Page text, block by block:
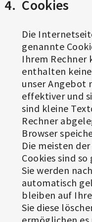
Cookies
Die
genannte
Ihrem Rechner
enthalten keine
unser Angebot
effektiver und
sind kleine
Rechner
Browser
Die meisten
Cookies sind so
Sie werden
automatisch
bleiben auf
Sie diese